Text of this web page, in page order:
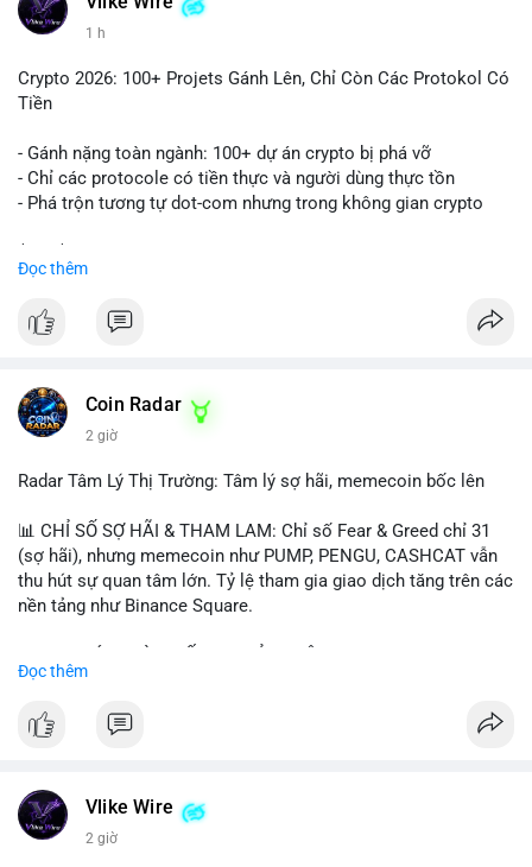
1 h
Crypto 2026: 100+ Projets Gánh Lên, Chỉ Còn Các Protokol Có
Tiền
- Gánh nặng toàn ngành: 100+ dự án crypto bị phá vỡ
- Chỉ các protocole có tiền thực và người dùng thực tồn
- Phá trộn tương tự dot-com nhưng trong không gian crypto
Đọc thêm
Coin Radar
2 giờ
Radar Tâm Lý Thị Trường: Tâm lý sợ hãi, memecoin bốc lên
📊 CHỈ SỐ SỢ HÃI & THAM LAM: Chỉ số Fear & Greed chỉ 31
(sợ hãi), nhưng memecoin như PUMP, PENGU, CASHCAT vẫn
thu hút sự quan tâm lớn. Tỷ lệ tham gia giao dịch tăng trên các
nền tảng như Binance Square.
CASHCAT, SUI, TAO xuất hiện nhiều trong tìm kiếm Việt Nam
hấp dẫn. Bàn tán về SPCX và SAGA cũng hấp dẫn.
SAGA", "short SPCX", và "đã ngồi ăn ở khách sạn 5*" (từ bài
đăng Binance Square). Tin tức về BIP-110 Bitcoin và SKR token
Đọc thêm
Vlike Wire
2 giờ